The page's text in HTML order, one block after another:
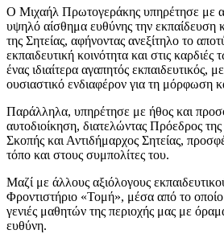
Ο Μιχαήλ Πρωτογεράκης υπηρέτησε με
υψηλό αίσθημα ευθύνης την εκπαίδευση
της Σητείας, αφήνοντας ανεξίτηλο το
εκπαιδευτική κοινότητα και στις
ένας ιδιαίτερα αγαπητός εκπαιδευτικός,
ουσιαστικό ενδιαφέρον για τη μόρφωση
Παράλληλα, υπηρέτησε με ήθος και
αυτοδιοίκηση, διατελώντας Πρόεδρος
Σκοπής και Αντιδήμαρχος Σητείας,
τόπο και στους συμπολίτες του.
Μαζί με άλλους αξιόλογους
Φροντιστήριο «Τομή», μέσα από το
γενιές μαθητών της περιοχής μας με
ευθύνη.